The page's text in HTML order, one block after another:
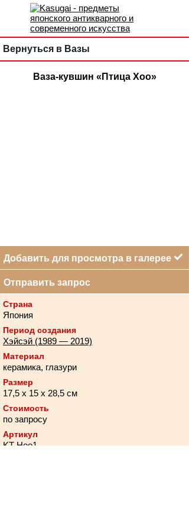
Вернуться в Вазы
Ваза-кувшин «Птица Хоо»
Добавить для просмотра в галерее
Отправить запрос
Страна
Япония
Период создания
Хэйсэй (1989 — 2019)
Материал
керамика, глазури
Размер
17,5 х 15 х 28,5 см
Стоимость
по запросу
Артикул
KT-Hoo1